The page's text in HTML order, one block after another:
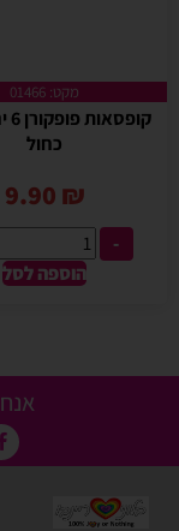
מקט: 01466
כחול
9.90 ₪
-
הוספה לסל